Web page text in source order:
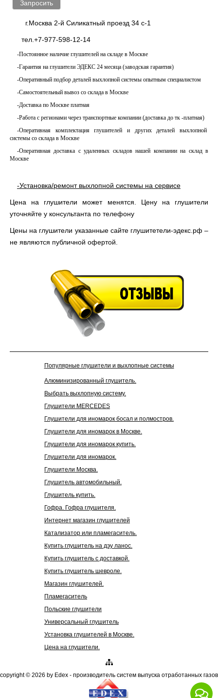
г.Москва 2-й Силикатный проезд 34 с-1
тел.+7-977-598-12-14
-Постоянное наличие глушителей на складе в Москве
-Гарантия на глушители ЭДЕКС 24 месяца (заводская гарантия)
-Оперативный подбор деталей выхлопной системы опытным специалистом
-Самостоятельный вывоз со склада в Москве
-Доставка по Москве платная
-Работа с регионами через транспортные компании (доставка до тк -платная)
-Оперативная комплектация глушителей и других деталей выхлопной
системы со склада в Москве
-Оперативная доставка с удаленных складов нашей компании на склад в
Москве
-Установка/ремонт выхлопной системы на сервисе
Цена на глушители может менятся. Цену на глушители
уточняйте у консультанта по телефону
Цены на глушители указанные сайте глушитетели-эдекс.рф –
не являются публичной офертой.
Популярные глушители и выхлопные системы
Алюминизированный глушитель.
Выбрать выхлопную систему.
Глушители MERCEDES
Глушители для иномарок босал и полмостров.
Глушители для иномарок в Москве.
Глушители для иномарок купить.
Глушители для иномарок.
Глушители Москва.
Глушитель автомобильный.
Глушитель купить.
Гофра. Гофра глушителя.
Интернет магазин глушителей
Катализатор или пламегаситель.
Купить глушитель на дэу ланос.
Купить глушитель с доставкой.
Купить глушитель шевроле.
Магазин глушителей.
Пламегаситель
Польские глушители
Универсальный глушитель
Установка глушителей в Москве.
Цена на глушители.
copyright © 2026 by Edex - производитель систем выпуска отработанных газов